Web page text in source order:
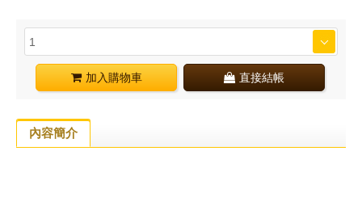
加入購物車 直接結帳
內容簡介